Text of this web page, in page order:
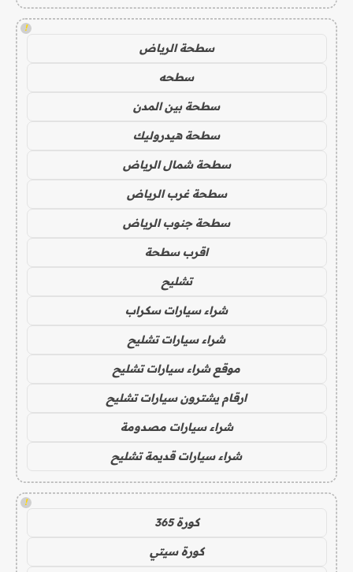
!
سطحة الرياض
سطحه
سطحة بين المدن
سطحة هيدروليك
سطحة شمال الرياض
سطحة غرب الرياض
سطحة جنوب الرياض
اقرب سطحة
تشليح
شراء سيارات سكراب
شراء سيارات تشليح
موقع شراء سيارات تشليح
ارقام يشترون سيارات تشليح
شراء سيارات مصدومة
شراء سيارات قديمة تشليح
!
كورة 365
كورة سيتي